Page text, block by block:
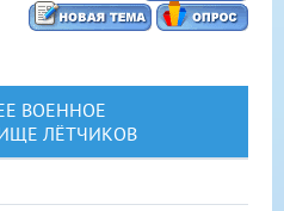
ВОЕННОЕ
ЛЁТЧИКОВ